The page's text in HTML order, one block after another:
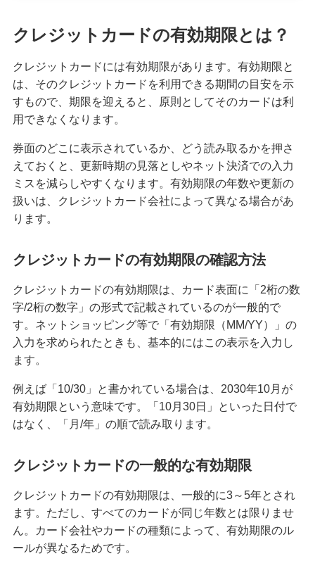
クレジットカードは何歳から申し込みが可能？審
査に不安なときの対処法も紹介
クレジットカードのタッチ決済を分かりやすく解
説！メリットや使い方のコツも紹介
クレジットカード署名欄のサインが必要な理由
は？書き方や廃止についても解説
きっぷをクレジットカードで購入する3つの方法！
メリットと注意点も解説
クレジットカードを海外で利用すると手数料はど
クレジットカードを紛失した！対応方法や再発行
までの手順を解説
マイルが貯まるクレジットカードとは？選び方や
効率的な貯め方、使い方を解説
クレジットカードの支払方法には何がある？1回払
クレジットカードは何枚までが良い？2枚以上を持
つメリット・デメリット等を解説
クレジットカードの有効期限とは？
クレジットカードには有効期限があります。有効期限と
は、そのクレジットカードを利用できる期間の目安を示
すもので、期限を迎えると、原則としてそのカードは利
用できなくなります。
券面のどこに表示されているか、どう読み取るかを押さ
えておくと、更新時期の見落としやネット決済での入力
ミスを減らしやすくなります。有効期限の年数や更新の
扱いは、クレジットカード会社によって異なる場合があ
ります。
クレジットカードの有効期限の確認方法
クレジットカードの有効期限は、カード表面に「2桁の数
字/2桁の数字」の形式で記載されているのが一般的で
す。ネットショッピング等で「有効期限（MM/YY）」の
入力を求められたときも、基本的にはこの表示を入力し
ます。
例えば「10/30」と書かれている場合は、2030年10月が
有効期限という意味です。「10月30日」といった日付で
はなく、「月/年」の順で読み取ります。
クレジットカードの一般的な有効期限
クレジットカードの有効期限は、一般的に3～5年とされ
ます。ただし、すべてのカードが同じ年数とは限りませ
ん。カード会社やカードの種類によって、有効期限のル
ールが異なるためです。